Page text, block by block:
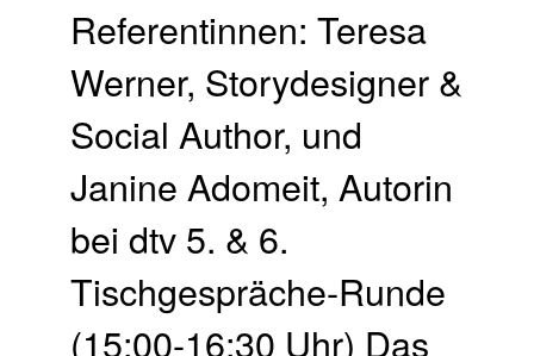
Referentinnen: Teresa
Werner, Storydesigner &
Social Author, und
Janine Adomeit, Autorin
bei dtv 5. & 6.
Tischgespräche-Runde
(15:00-16:30 Uhr) Das